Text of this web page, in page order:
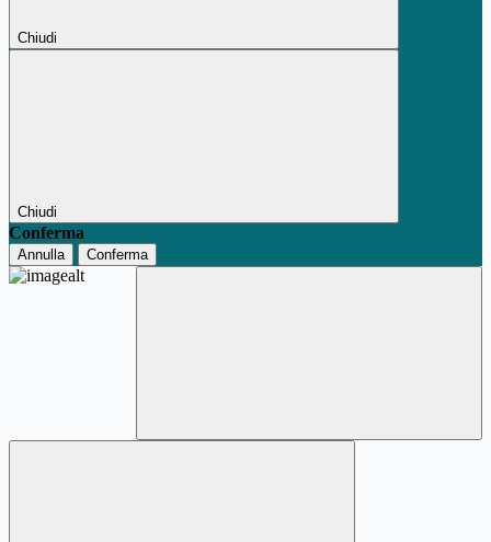
Chiudi
Chiudi
Conferma
Annulla Conferma